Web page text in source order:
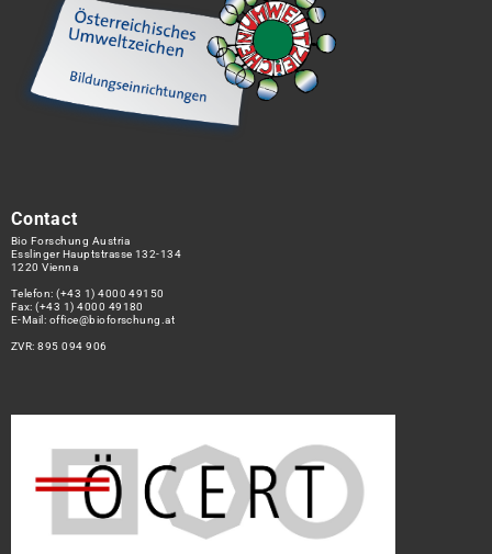
Contact
Bio Forschung Austria
Esslinger Hauptstrasse 132-134
1220 Vienna
Telefon:(+43 1) 4000 49150
Fax: (+43 1) 4000 49180
E-Mail: office@bioforschung.at
ZVR: 895 094 906